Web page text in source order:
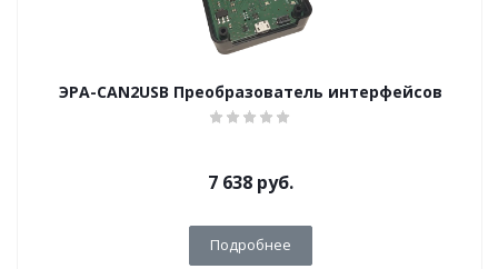
ЭРА-CAN2USB Преобразователь интерфейсов
7 638руб.
Подробнее